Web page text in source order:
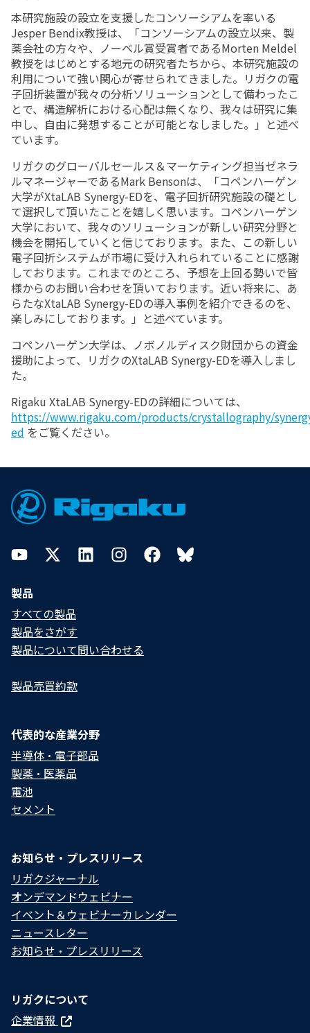
本研究施設の設立を支援したコンソーシアムを率いる
Jesper Bendix教授は、「コンソーシアムの設立以来、製
薬会社の方々や、ノーベル賞受賞者であるMorten Meldel
教授をはじめとする地元の研究者たちから、本研究施設の
利用について強い関心が寄せられてきました。リガクの電
子回折装置が我々の分析ソリューションとして備わったこ
とで、構造解析における心配は無くなり、我々は研究に集
中し、自由に発想することが可能となしました。」と述べ
ています。
リガクのグローバルセールス＆マーケティング担当ゼネラ
ルマネージャーであるMark Bensonは、「コペンハーゲン
大学がXtaLAB Synergy-EDを、電子回折研究施設の礎とし
て選択して頂いたことを嬉しく思います。コペンハーゲン
大学において、我々のソリューションが新しい研究分野と
機会を開拓していくと信じております。また、この新しい
電子回折システムが市場に受け入れられていることに感謝
しております。これまでのところ、予想を上回る勢いで皆
様からのお問い合わせを頂いております。近い将来に、あ
らたなXtaLAB Synergy-EDの導入事例を紹介できるのを、
楽しみにしております。」と述べています。
コペンハーゲン大学は、ノボノルディスク財団からの資金
援助によって、リガクのXtaLAB Synergy-EDを導入しまし
た。
Rigaku XtaLAB Synergy-EDの詳細については、
https://www.rigaku.com/products/crystallography/
ed をご覧ください。
Footer
YouTubeTwitterLinkedInInstagramFacebookBluesky
製品
すべての製品
製品をさがす
製品について問い合わせる​
製品売買約款
代表的な産業分野
半導体・電子部品
製薬・医薬品
電池
セメント
お知らせ・プレスリリース
リガクジャーナル
オンデマンドウェビナー
イベント＆ウェビナーカレンダー
ニュースレター
お知らせ・プレスリリース
リガクについて
企業情報